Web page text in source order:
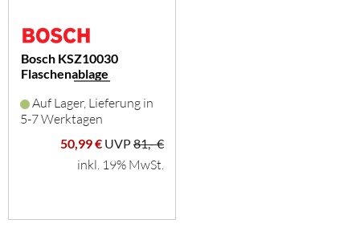
Bosch KSZ10030
Flaschenablage
Auf Lager, Lieferung in
5-7 Werktagen
50,99 € UVP81,- €
inkl. 19% MwSt.